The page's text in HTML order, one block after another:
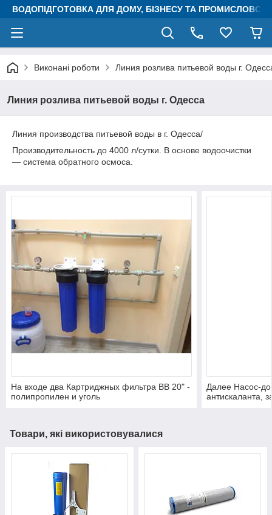
ВОДОПІДГОТОВКА ДЛЯ ДОМУ, БІЗНЕСУ ТА
Виконані роботи Линия розлива питьевой воды г.
Линия розлива питьевой воды г. Одесса
Линия производства питьевой воды в г. Одесса/
Производительность до 4000 л/сутки. В основе водоочистки
― система обратного осмоса.
На входе два Картриджных фильтра ВВ 20" -
полипропилен и уголь
Далее Насос-
антискаланта,
Товари, які використовувалися